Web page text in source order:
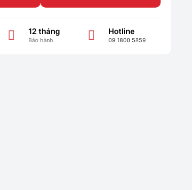
12 tháng
Bảo hành
Hotline
09 1800 5859